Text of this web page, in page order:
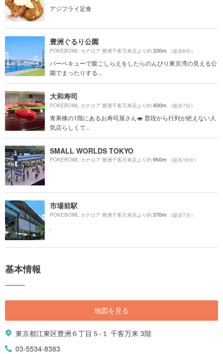
アジフライ定食
豊洲ぐるり公園
POKEBOWL カナロア 豊洲千客万来店より約330m （徒歩6分）
バーベキューで腹ごしらえをしたらのんびり東京湾の見える公
園でまったりする...
大和寿司
POKEBOWL カナロア 豊洲千客万来店より約400m （徒歩7分）
青果棟の1階にあるお寿司屋さん🍣 普段から行列が絶えない人
気店らしくて...
SMALL WORLDS TOKYO
POKEBOWL カナロア 豊洲千客万来店より約960m （徒歩16分）
市場前駅
POKEBOWL カナロア 豊洲千客万来店より約370m （徒歩7分）
.
基本情報
地図を見る
東京都江東区豊洲６丁目５-１ 千客万来 3階
03-5534-8383